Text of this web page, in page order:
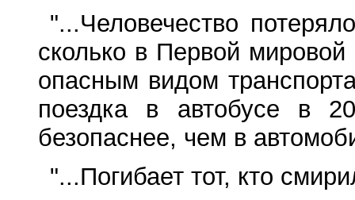
"...Человечество
сколько в Первой
опасным видом
поездка в автобусе в
безопаснее, чем в
"...Погибает тот, кто